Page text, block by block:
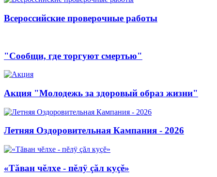
Всероссийские проверочные работы
"Сообщи, где торгуют смертью"
Акция "Молодежь за здоровый образ жизни"
Летняя Оздоровительная Кампания - 2026
«Тăван чĕлхе - пĕлÿ çăл куçĕ»